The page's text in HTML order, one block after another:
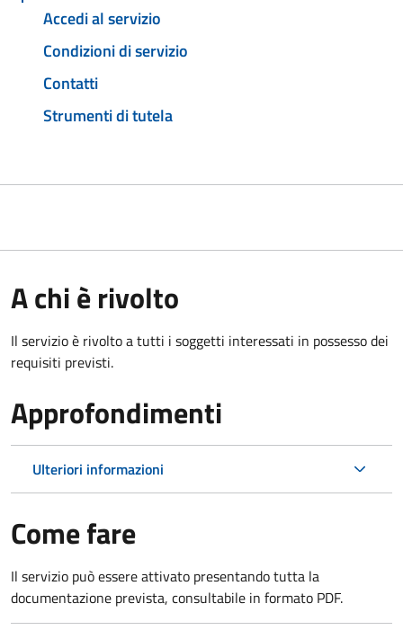
Accedi al servizio
Condizioni di servizio
Contatti
Strumenti di tutela
A chi è rivolto
Il servizio è rivolto a tutti i soggetti interessati in possesso dei
requisiti previsti.
Approfondimenti
Ulteriori informazioni
Come fare
Il servizio può essere attivato presentando tutta la
documentazione prevista, consultabile in formato PDF.